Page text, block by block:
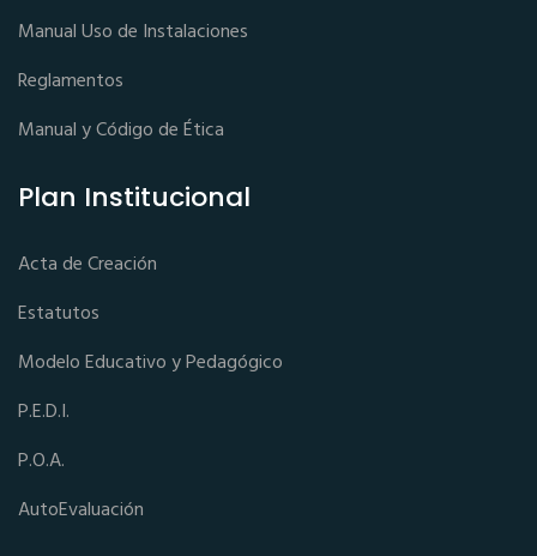
Manual Uso de Instalaciones
Reglamentos
Manual y Código de Ética
Plan Institucional
Acta de Creación
Estatutos
Modelo Educativo y Pedagógico
P.E.D.I.
P.O.A.
AutoEvaluación